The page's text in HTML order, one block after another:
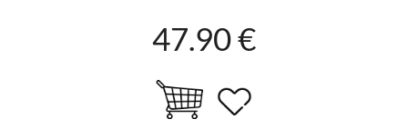
47.90 €